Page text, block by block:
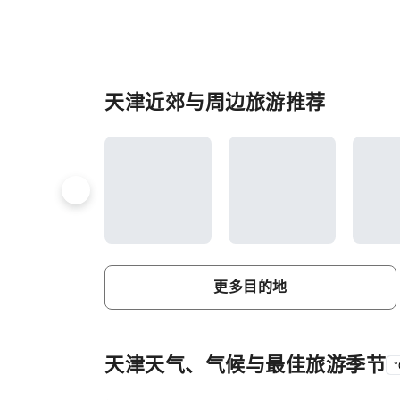
天津近郊与周边旅游推荐
更多目的地
天津天气、气候与最佳旅游季节